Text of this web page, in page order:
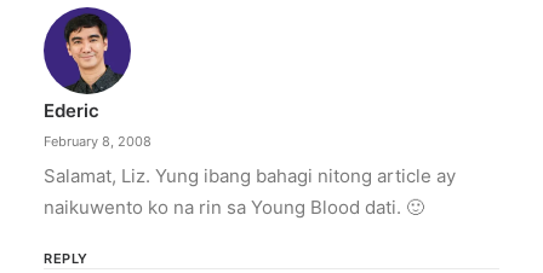
The group says nuclear energy exposes
Filipinos to grave risks.
Ederic
February 8, 2008
Salamat, Liz. Yung ibang bahagi nitong article ay
naikuwento ko na rin sa Young Blood dati. 🙂
REPLY